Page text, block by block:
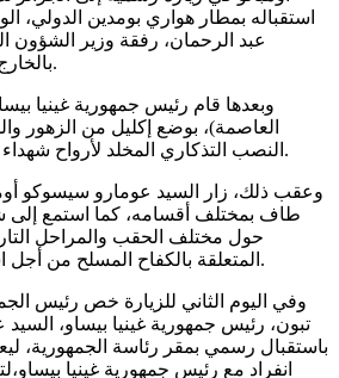
استقباله بمطار هواري بومدين الدولي،
عبد الرحمان، رفقة وزير الشؤون
بالخارج، السيد رمطان لعمامرة.
وبعدها قام رئيس جمهورية غينيا
العاصمة)، بوضع إكليل من الزهور
النصب التذكاري المخلد لأرواح شهداء الثورة التحريرية المجيدة.
وعقب ذلك، زار السيد عومارو سيسوكو
طاف بمختلف أقسامه، كما استمع
حول مختلف الحقب والمراحل
المتعلقة بالكفاح المسلح من أجل استرجاع السيادة الوطنية.
وفي اليوم الثاني للزيارة خص رئيس
تبون، رئيس جمهورية غينيا بيساو،
باستقبال رسمي بمقر رئاسة الجمهورية،
انفراد مع رئيس جمهورية غينيا